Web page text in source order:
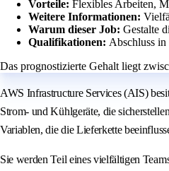
Vorteile: Flexibles Arbeiten,
Weitere Informationen:
Warum dieser Job: Gestalte
Qualifikationen: Abschluss
Das prognostizierte Gehalt liegt
AWS Infrastructure Services (AIS)
Strom- und Kühlgeräte, die
Variablen, die die Lieferkette
Sie werden Teil eines vielfältigen